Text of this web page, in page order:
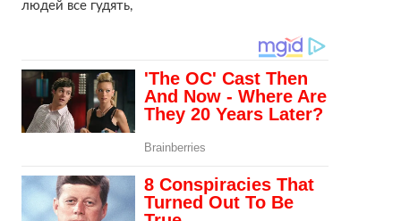
людей все гудять,